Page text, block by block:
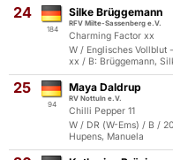
24
184
Silke Brüggemann
RFV Milte-Sassenberg e.V.
Charming Factor xx
W / Englisches
xx / B: Brüggemann,
25
94
Maya Daldrup
RV Nottuln e.V.
Chilli Pepper 11
W / DR (W-Ems) / B /
Hupens, Manuela